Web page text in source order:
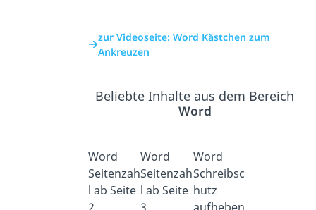
zur Videoseite: Word Kästchen zum
Ankreuzen
Beliebte Inhalte aus dem Bereich
Word
Word
Seitenzah
l ab Seite
Word
Seitenzah
l ab Seite
Word
Schreibsc
hutz